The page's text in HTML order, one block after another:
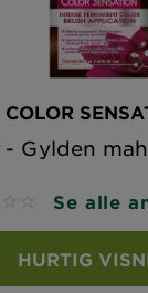
COLOR
- Gylden
Se alle
HURTIG